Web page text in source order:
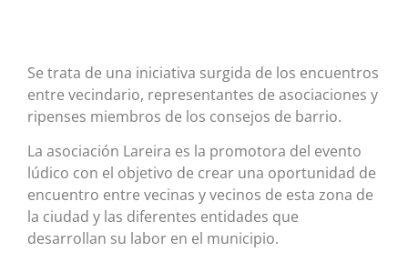
Se trata de una iniciativa surgida de los encuentros
entre vecindario, representantes de asociaciones y
ripenses miembros de los consejos de barrio.
La asociación Lareira es la promotora del evento
lúdico con el objetivo de crear una oportunidad de
encuentro entre vecinas y vecinos de esta zona de
la ciudad y las diferentes entidades que
desarrollan su labor en el municipio.